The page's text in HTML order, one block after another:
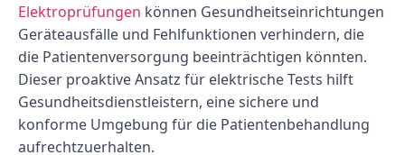
Elektroprüfungen können Gesundheitseinrichtungen
Geräteausfälle und Fehlfunktionen verhindern, die
die Patientenversorgung beeinträchtigen könnten.
Dieser proaktive Ansatz für elektrische Tests hilft
Gesundheitsdienstleistern, eine sichere und
konforme Umgebung für die Patientenbehandlung
aufrechtzuerhalten.